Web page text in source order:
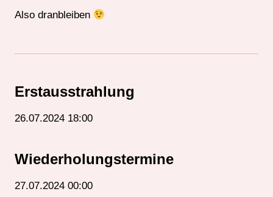
Also dranbleiben
Erstausstrahlung
26.07.2024 18:00
Wiederholungstermine
27.07.2024 00:00